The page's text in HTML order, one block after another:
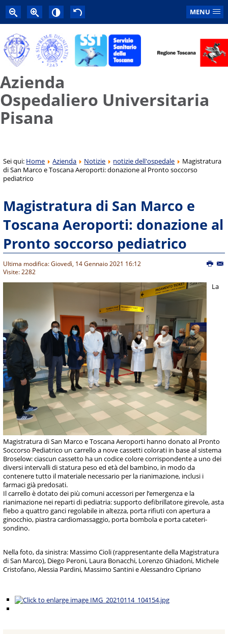
MENU
Azienda
Ospedaliero Universitaria
Pisana
Sei qui: Home Azienda Notizie notizie dell'ospedale
Magistratura
di San Marco e Toscana Aeroporti: donazione al Pronto soccorso
pediatrico
Magistratura di San Marco e
Toscana Aeroporti: donazione al
Pronto soccorso pediatrico
Ultima modifica: Giovedì, 14 Gennaio 2021 16:12
Visite: 2282
La
Magistratura di San Marco e Toscana Aeroporti hanno donato al Pronto
Soccorso Pediatrico un carrello a nove cassetti colorati in base al sistema
Broselow: ciascun cassetto ha un codice colore corrispondente a uno dei
diversi intervalli di statura peso ed età del bambino, in modo da
contenere tutto il materiale necessario per la rianimazione, inclusi i
farmaci già predosati.
Il carrello è dotato dei più comuni accessori per l’emergenza e la
rianimazione nei reparti di pediatria: supporto defibrillatore girevole, asta
flebo a quattro ganci regolabile in altezza, porta rifiuti con apertura a
ginocchio, piastra cardiomassaggio, porta bombola e porta cateteri-
sondino.
Nella foto, da sinistra: Massimo Cioli (rappresentante della Magistratura
di San Marco), Diego Peroni, Laura Bonacchi, Lorenzo Ghiadoni, Michele
Cristofano, Alessia Pardini, Massimo Santini e Alessandro Cipriano